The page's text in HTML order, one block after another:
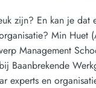
zijn? En kan je dat
Min Huet
Management
Baanbrekende
experts en